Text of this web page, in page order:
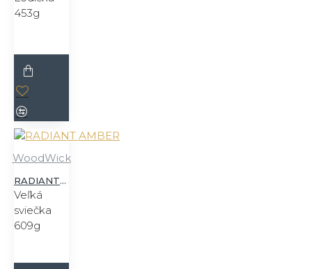
453g
WoodWick
RADIANT AMBER
Veľká
sviečka
609g